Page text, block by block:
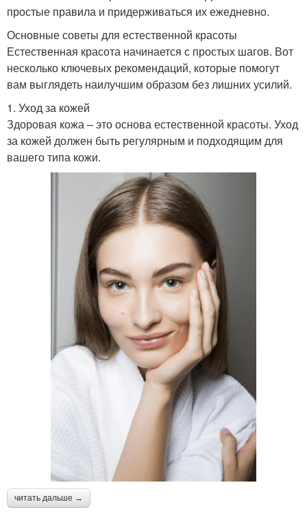
простые правила и придерживаться их ежедневно.
Основные советы для естественной красоты
Естественная красота начинается с простых шагов. Вот
несколько ключевых рекомендаций, которые помогут
вам выглядеть наилучшим образом без лишних усилий.
1. Уход за кожей
Здоровая кожа – это основа естественной красоты. Уход
за кожей должен быть регулярным и подходящим для
вашего типа кожи.
читать дальше →